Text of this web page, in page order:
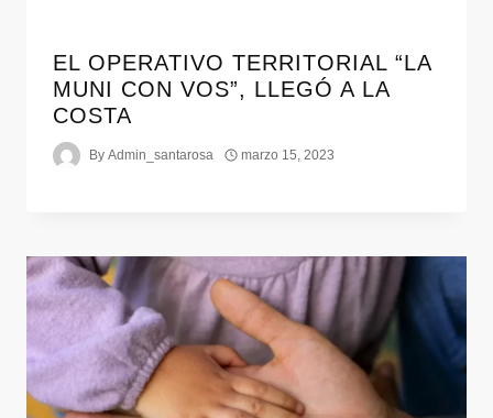
EL OPERATIVO TERRITORIAL “LA
MUNI CON VOS”, LLEGÓ A LA
COSTA
By Admin_santarosa marzo 15, 2023